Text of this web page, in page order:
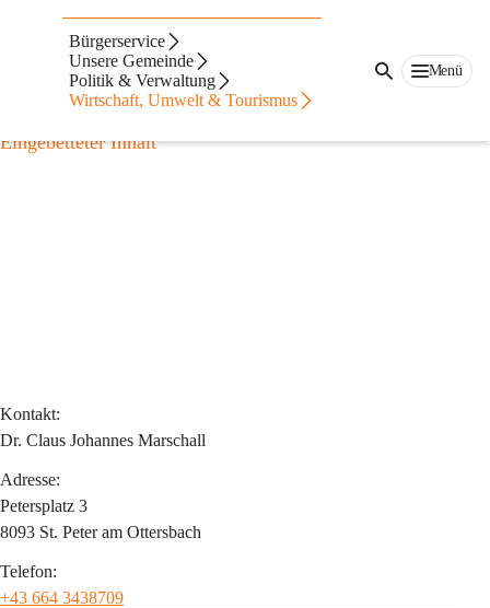
Bürgerservice
Unsere Gemeinde
Politik & Verwaltung
Wirtschaft, Umwelt & Tourismus
Menü
Gastronomie
Eingebetteter Inhalt
Kontakt:
Dr. Claus Johannes Marschall
Adresse:
Petersplatz 3
8093 St. Peter am Ottersbach
Telefon:
+43 664 3438709